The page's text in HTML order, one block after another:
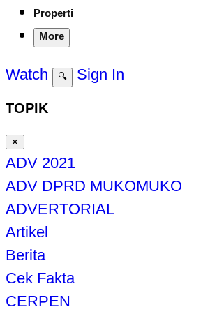
Properti
More
Watch 🔍 Sign In
TOPIK
✕
ADV 2021
ADV DPRD MUKOMUKO
ADVERTORIAL
Artikel
Berita
Cek Fakta
CERPEN